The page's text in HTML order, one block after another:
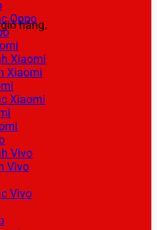
hàng.
Oppo
Xiaomi
Xiaomi
Xiaomi
Vivo
Vivo
Vivo